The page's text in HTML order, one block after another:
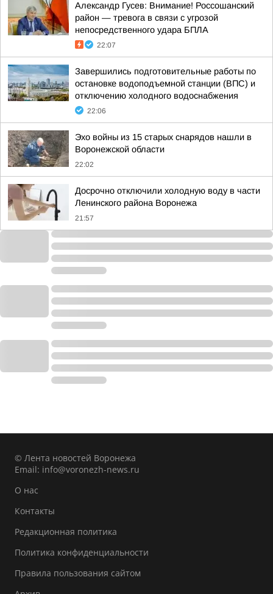
Александр Гусев: Внимание! Россошанский
район — тревога в связи с угрозой
непосредственного удара БПЛА
22:07
Завершились подготовительные работы по
остановке водоподъемной станции (ВПС) и
отключению холодного водоснабжения
22:06
Эхо войны из 15 старых снарядов нашли в
Воронежской области
22:02
Досрочно отключили холодную воду в части
Ленинского района Воронежа
21:57
© Лента новостей Воронежа
Email: info@voronezh-news.ru
О нас
Контакты
Редакционная политика
Политика конфиденциальности
Правила пользования сайтом